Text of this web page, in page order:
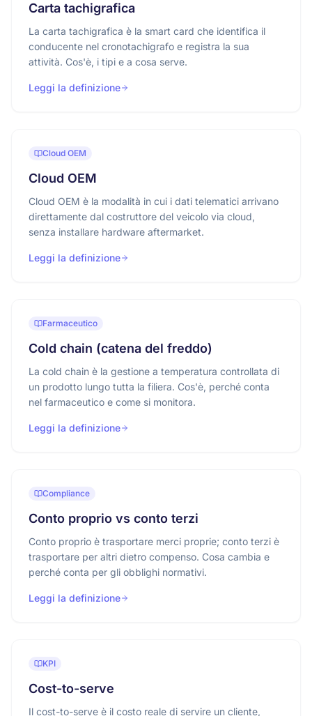
Carta tachigrafica
La carta tachigrafica è la smart card che identifica il
conducente nel cronotachigrafo e registra la sua
attività. Cos'è, i tipi e a cosa serve.
Leggi la definizione
Cloud OEM
Cloud OEM
Cloud OEM è la modalità in cui i dati telematici arrivano
direttamente dal costruttore del veicolo via cloud,
senza installare hardware aftermarket.
Leggi la definizione
Farmaceutico
Cold chain (catena del freddo)
La cold chain è la gestione a temperatura controllata di
un prodotto lungo tutta la filiera. Cos'è, perché conta
nel farmaceutico e come si monitora.
Leggi la definizione
Compliance
Conto proprio vs conto terzi
Conto proprio è trasportare merci proprie; conto terzi è
trasportare per altri dietro compenso. Cosa cambia e
perché conta per gli obblighi normativi.
Leggi la definizione
KPI
Cost-to-serve
Il cost-to-serve è il costo reale di servire un cliente,